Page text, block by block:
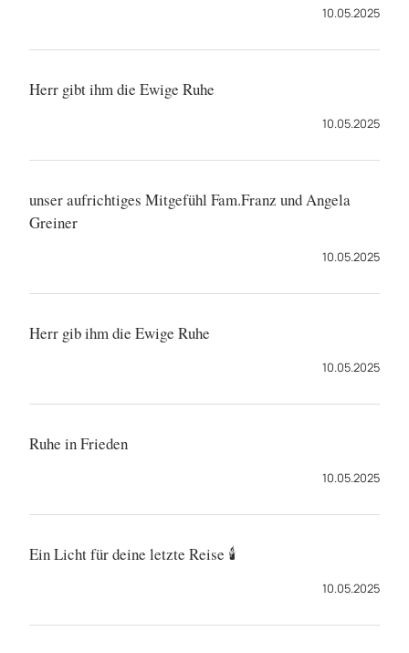
10.05.2025
Herr gibt ihm die Ewige Ruhe
10.05.2025
unser aufrichtiges Mitgefühl Fam.Franz und Angela
Greiner
10.05.2025
Herr gib ihm die Ewige Ruhe
10.05.2025
Ruhe in Frieden
10.05.2025
Ein Licht für deine letzte Reise 🕯
10.05.2025